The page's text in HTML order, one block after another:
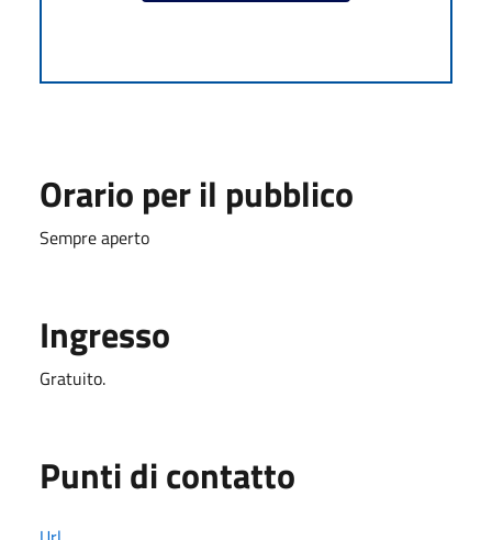
Orario per il pubblico
Sempre aperto
Ingresso
Gratuito.
Punti di contatto